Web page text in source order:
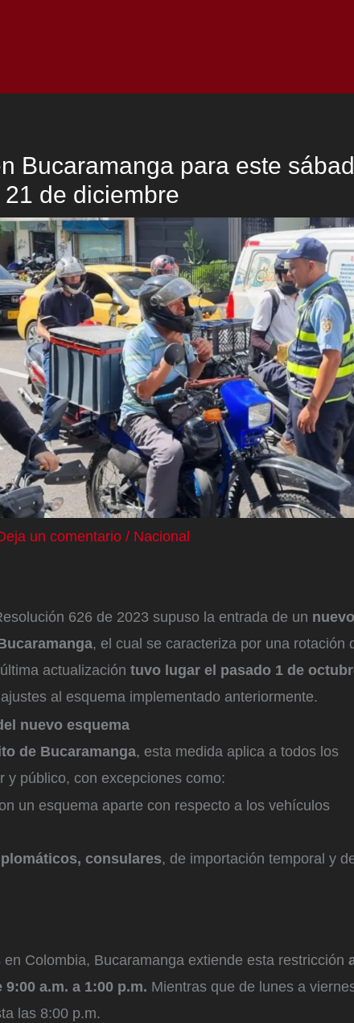
Bucaramanga para este
21 de diciembre
un comentario / Nacional
626 de 2023 supuso la entrada de un nuevo
, el cual se caracteriza por una rotación
actualización tuvo lugar el pasado 1 de
al esquema implementado anteriormente.
nuevo esquema
de Bucaramanga, esta medida aplica a todos los
y público, con excepciones como:
un esquema aparte con respecto a los vehículos
consulares, de importación temporal y
Colombia, Bucaramanga extiende esta restricción
a.m. a 1:00 p.m. Mientras que de lunes a
las 8:00 p.m.